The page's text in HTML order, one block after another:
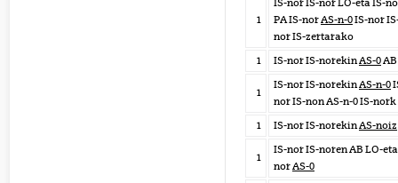
1
IS-nor IS-nor LO-eta IS-
PA IS-norAS-n-0IS-nor
nor IS-zertarako
1
IS-nor IS-norekinAS-0AB
1
IS-nor IS-norekinAS-n-0
nor IS-non AS-n-0 IS-nork
1
IS-nor IS-norekinAS-noiz
1
IS-nor IS-noren AB LO-
norAS-0